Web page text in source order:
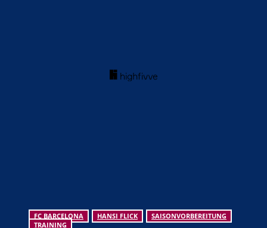
FC BARCELONA HANSI FLICK
SAISONVORBEREITUNG
TRAINING